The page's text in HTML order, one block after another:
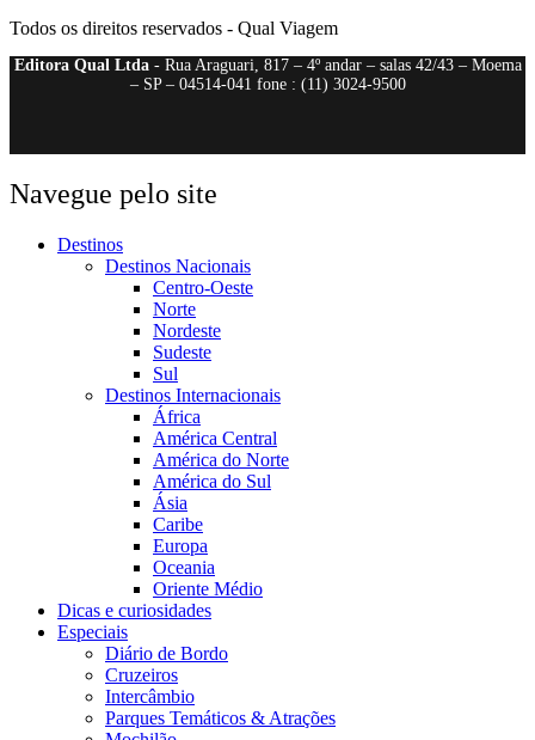
Todos os direitos reservados - Qual Viagem
Editora Qual Ltda- Rua Araguari, 817 – 4º andar – salas 42/43 – Moema
– SP – 04514-041 fone : (11) 3024-9500
Navegue pelo site
Destinos
Destinos Nacionais
Centro-Oeste
Norte
Nordeste
Sudeste
Sul
Destinos Internacionais
África
América Central
América do Norte
América do Sul
Ásia
Caribe
Europa
Oceania
Oriente Médio
Dicas e curiosidades
Especiais
Diário de Bordo
Cruzeiros
Intercâmbio
Parques Temáticos & Atrações